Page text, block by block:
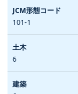
101-1
6